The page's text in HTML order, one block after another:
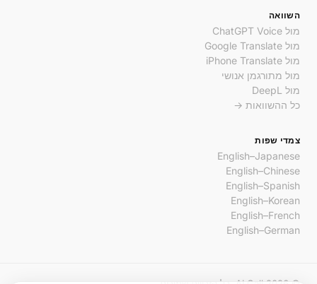
השוואה
מול ChatGPT Voice
מול Google Translate
מול iPhone Translate
מול מתורגמן אנושי
מול DeepL
כל ההשוואות →
צמדי שפות
English–Japanese
English–Chinese
English–Spanish
English–Korean
English–French
English–German